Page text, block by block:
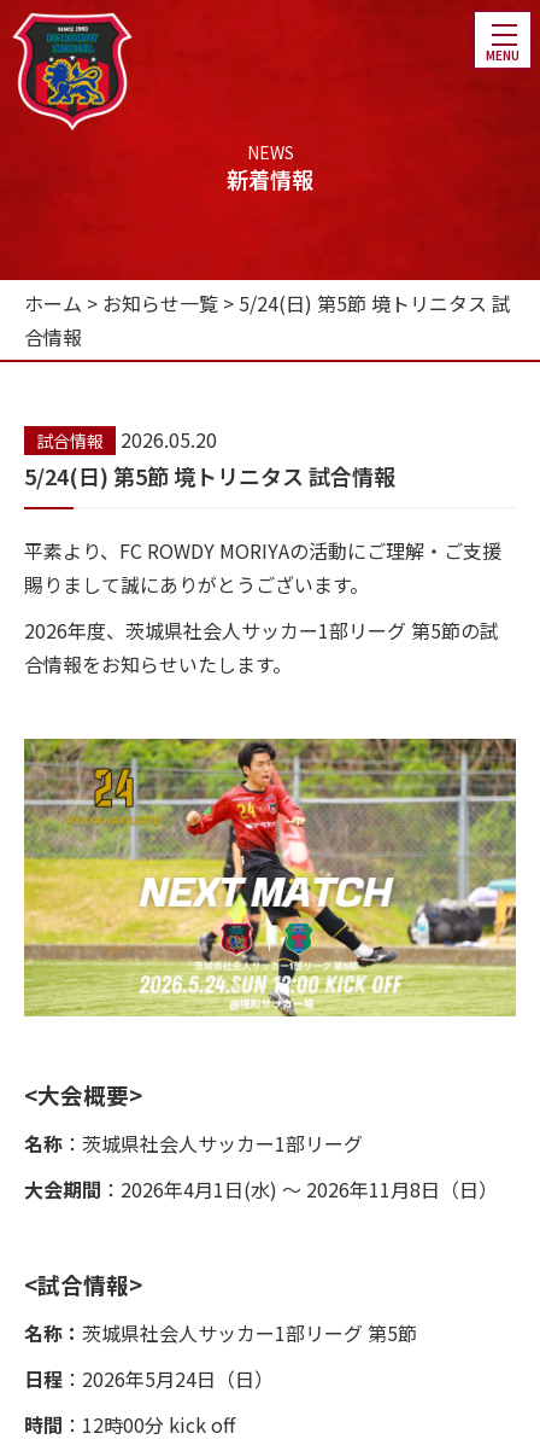
チーム紹介
ファンクラブ
スクール
ジュニアユース
お問い合わせ
NEWS
新着情報
ホーム > お知らせ一覧 > 5/24(日) 第5節 境トリニタス 試
合情報
試合情報 2026.05.20
5/24(日) 第5節 境トリニタス 試合情報
平素より、FC ROWDY MORIYAの活動にご理解・ご支援
賜りまして誠にありがとうございます。
2026年度、茨城県社会人サッカー1部リーグ 第5節の試
合情報をお知らせいたします。
<大会概要>
名称 ：茨城県社会人サッカー1部リーグ
大会期間 ：2026年4月1日(水) ～ 2026年11月8日（日）
<試合情報>
名称： 茨城県社会人サッカー1部リーグ 第5節
日程 ：2026年5月24日（日）
時間 ：12時00分 kick off